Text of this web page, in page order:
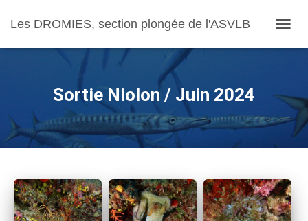
Les DROMIES, section plongée de l'ASVLB
Sortie Niolon / Juin 2024